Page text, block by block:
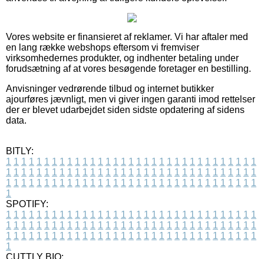
Vores website er finansieret af reklamer. Vi har aftaler med
en lang række webshops eftersom vi fremviser
virksomhedernes produkter, og indhenter betaling under
forudsætning af at vores besøgende foretager en bestilling.
Anvisninger vedrørende tilbud og internet butikker
ajourføres jævnligt, men vi giver ingen garanti imod rettelser
der er blevet udarbejdet siden sidste opdatering af sidens
data.
BITLY:
1 1 1 1 1 1 1 1 1 1 1 1 1 1 1 1 1 1 1 1 1 1 1 1 1 1 1 1 1 1 1 1 1
1 1 1 1 1 1 1 1 1 1 1 1 1 1 1 1 1 1 1 1 1 1 1 1 1 1 1 1 1 1 1 1 1
1 1 1 1 1 1 1 1 1 1 1 1 1 1 1 1 1 1 1 1 1 1 1 1 1 1 1 1 1 1 1 1 1
1
SPOTIFY:
1 1 1 1 1 1 1 1 1 1 1 1 1 1 1 1 1 1 1 1 1 1 1 1 1 1 1 1 1 1 1 1 1
1 1 1 1 1 1 1 1 1 1 1 1 1 1 1 1 1 1 1 1 1 1 1 1 1 1 1 1 1 1 1 1 1
1 1 1 1 1 1 1 1 1 1 1 1 1 1 1 1 1 1 1 1 1 1 1 1 1 1 1 1 1 1 1 1 1
1
CUTTLY BIO: